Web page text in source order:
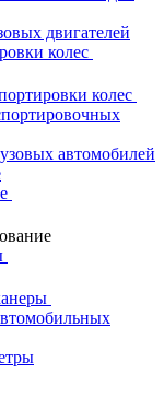
двигателей
колес
колес
автомобилей